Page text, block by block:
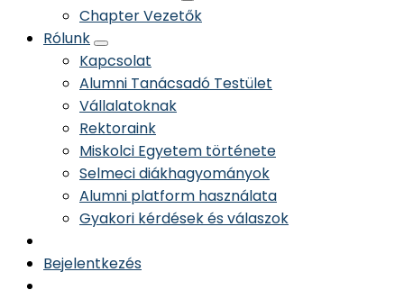
Chapter Vezetők
Rólunk
Kapcsolat
Alumni Tanácsadó Testület
Vállalatoknak
Rektoraink
Miskolci Egyetem története
Selmeci diákhagyományok
Alumni platform használata
Gyakori kérdések és válaszok
Bejelentkezés